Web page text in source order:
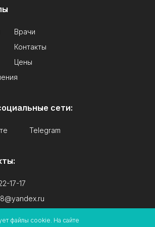
файлы cookie. На сайте
сети:
17-17
Telegram
Врачи
Контакты
Цены